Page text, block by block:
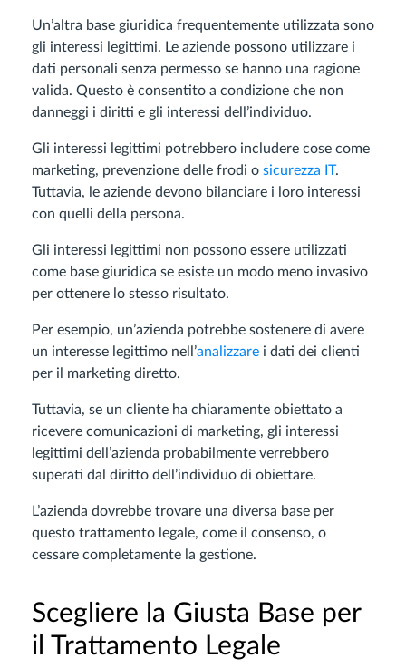
Un’altra base giuridica frequentemente utilizzata sono
gli interessi legittimi. Le aziende possono utilizzare i
dati personali senza permesso se hanno una ragione
valida. Questo è consentito a condizione che non
danneggi i diritti e gli interessi dell’individuo.
Gli interessi legittimi potrebbero includere cose come
marketing, prevenzione delle frodi o sicurezza IT.
Tuttavia, le aziende devono bilanciare i loro interessi
con quelli della persona.
Gli interessi legittimi non possono essere utilizzati
come base giuridica se esiste un modo meno invasivo
per ottenere lo stesso risultato.
Per esempio, un’azienda potrebbe sostenere di avere
un interesse legittimo nell’analizzare i dati dei clienti
per il marketing diretto.
Tuttavia, se un cliente ha chiaramente obiettato a
ricevere comunicazioni di marketing, gli interessi
legittimi dell’azienda probabilmente verrebbero
superati dal diritto dell’individuo di obiettare.
L’azienda dovrebbe trovare una diversa base per
questo trattamento legale, come il consenso, o
cessare completamente la gestione.
Scegliere la Giusta Base per
il Trattamento Legale